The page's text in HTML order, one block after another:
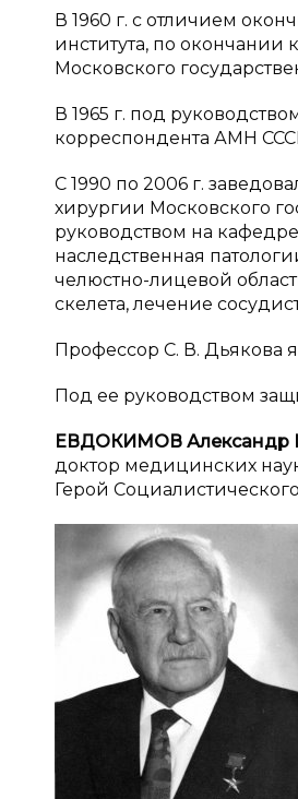
В 1960 г. с отличием
института, по окончании
Московского
В 1965 г. под
корреспондента АМН
С 1990 по 2006 г.
хирургии Московского
руководством на
наследственная
челюстно-лицевой
скелета, лечение
Профессор С. В. Дьякова
Под ее руководством
ЕВДОКИМОВ Александр
доктор медицинских
Герой